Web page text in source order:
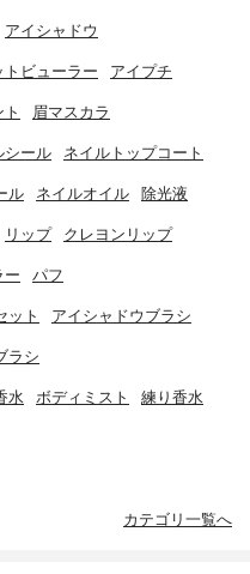
アイシャドウ
トビューラー アイプチ
眉マスカラ
シール ネイルトップコート
ル ネイルオイル 除光液
リップ クレヨンリップ
ー パフ
ット アイシャドウブラシ
ラシ
水 ボディミスト 練り香水
カテゴリ一覧へ